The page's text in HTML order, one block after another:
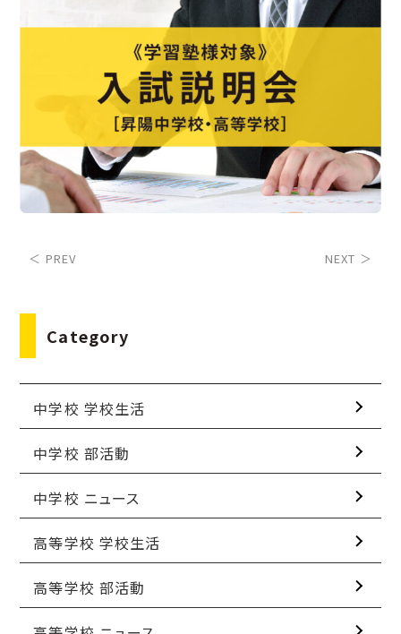
＜ PREV NEXT ＞
Category
中学校 学校生活
中学校 部活動
中学校 ニュース
高等学校 学校生活
高等学校 部活動